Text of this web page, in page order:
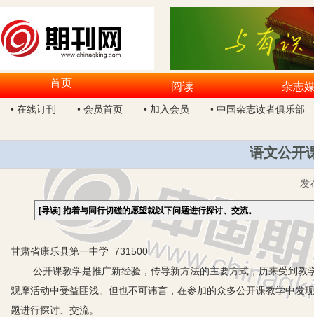
首页 阅读 杂志
• 在线订刊 • 会员首页 • 加入会员 • 中国杂志读者俱乐部
语文公开
发
[导读]抱着与同行切磋的愿望就以下问题进行探讨、交流。
甘肃省康乐县第一中学 731500
公开课教学是推广新经验，传导新方法的主要方式，历来受到教
观摩活动中受益匪浅。但也不可讳言，在参加的众多公开课教学中发
题进行探讨、交流。